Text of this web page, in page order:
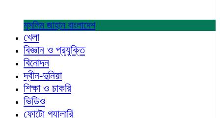
মুসলিম জাহান বাংলাদেশ
খেলা
বিজ্ঞান ও প্রযুক্তি
বিনোদন
দ্বীন-দুনিয়া
শিক্ষা ও চাকরি
ভিডিও
ফোটো গ্যালারি